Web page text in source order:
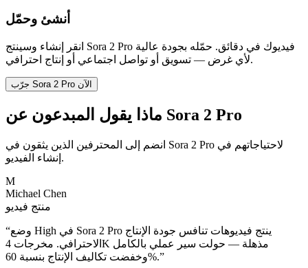
أنشئ وحمّل
انقر إنشاء وسينتج Sora 2 Pro فيديوك في دقائق. حمّله بجودة عالية
لأي غرض — تسويق أو تواصل اجتماعي أو إنتاج احترافي.
جرّب Sora 2 Pro الآن
ماذا يقول المبدعون عن Sora 2 Pro
انضم إلى المحترفين الذين يثقون في Sora 2 Pro لاحتياجاتهم في
إنشاء الفيديو.
M
Michael Chen
منتج فيديو
“وضع High في Sora 2 Pro ينتج فيديوهات تنافس جودة الإنتاج
الاحترافي. مخرجات 4K مذهلة — حولت سير عملي بالكامل
وخفضت تكاليف الإنتاج بنسبة 60%.”